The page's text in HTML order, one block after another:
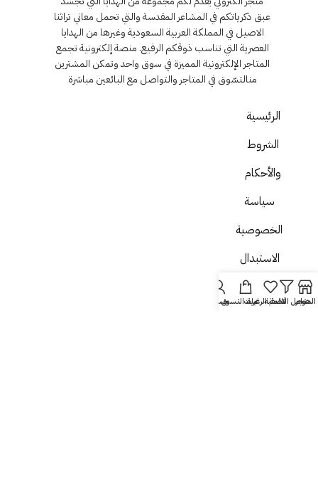
عبق ذكرياتكم في المشاعر المقدسة والتي تحمل معاني تراثنا
الاصيل في المملكة العربية السعودية وغيرها من الهدايا
العصرية التي تناسب ذوقكم الرفيع. منصة إلكترونية تجمع
المتاجر الإلكترونية المميزة في سوق واحد وتمكن المشترين
منالتسّوق في المتاجر والتواصل مع البائعين مباشرة
الرئيسية
الشروط
والأحكام
سياسة
الخصوصية
الاستبدال
والاسترجاع
المتجر
عوامل التصفيةقائمة الرغباتعربة التسوقحسابي